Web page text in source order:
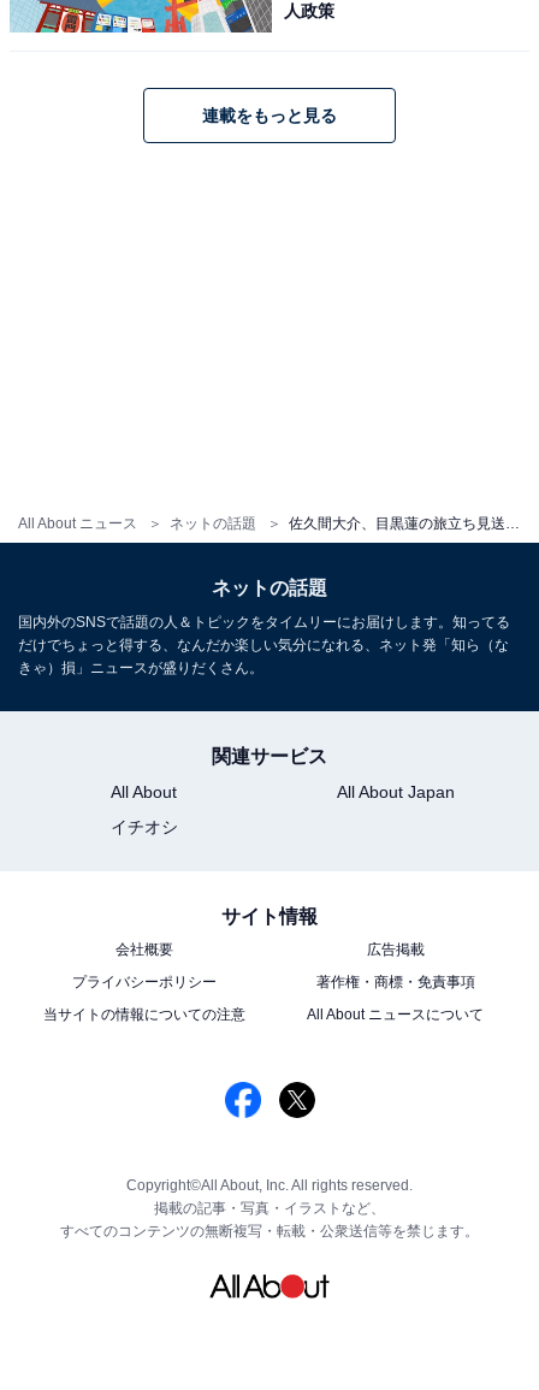
All About ニュース ネットの話題
人政策
連載をもっと見る
ネットの話題
国内外のSNSで話題の人＆トピックをタイムリーにお届けします。知ってる
だけでちょっと得する、なんだか楽しい気分になれる、ネット発「知ら（な
きゃ）損」ニュースが盛りだくさん。
関連サービス
All About
All About Japan
イチオシ
サイト情報
会社概要
広告掲載
プライバシーポリシー
著作権・商標・免責事項
当サイトの情報についての注意
All About ニュースについて
Copyright©All About, Inc. All rights reserved.
掲載の記事・写真・イラストなど、
すべてのコンテンツの無断複写・転載・公衆送信等を禁じます。